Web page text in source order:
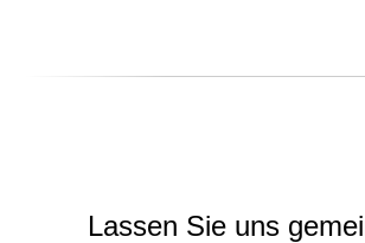
Lassen Sie uns